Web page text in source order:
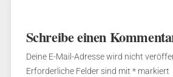
Schreibe einen
Deine E-Mail-Adresse wird nicht
Erforderliche Felder sind mit *markiert